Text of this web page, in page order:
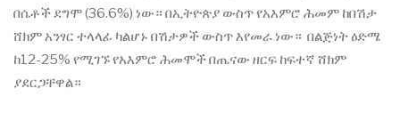
በሴቶች ደግሞ (36.6%) ነው። በኢትዮጵያ ውስጥ የአእምሮ ሕመም ከበሽታ
ሸክም አንፃር ተላላፊ ካልሆኑ በሽታዎች ውስጥ እየመራ ነው። በልጅነት ዕድሜ
ከ12-25% የሚገኙ የአእምሮ ሕመሞች በጤናው ዘርፍ ከፍተኛ ሸክም
ያደርጋቸዋል።